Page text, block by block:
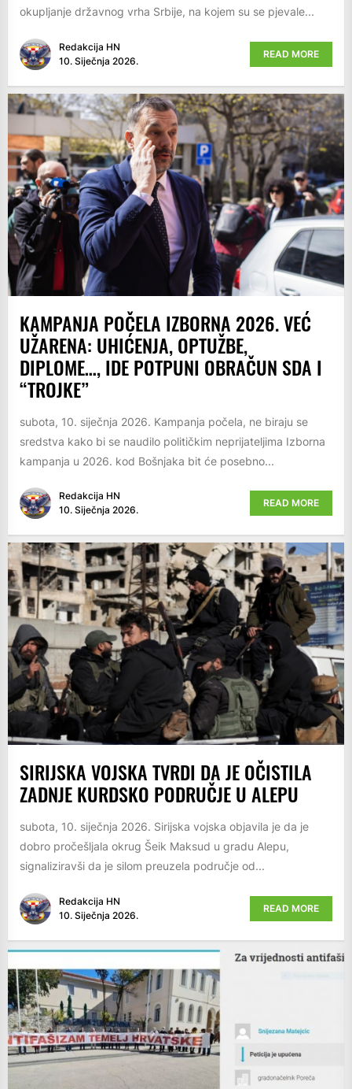
okupljanje državnog vrha Srbije, na kojem su se pjevale...
Redakcija HN
10. Siječnja 2026.
READ MORE
KAMPANJA POČELA IZBORNA 2026. VEĆ
UŽARENA: UHIĆENJA, OPTUŽBE,
DIPLOME…, IDE POTPUNI OBRAČUN SDA I
“TROJKE”
subota, 10. siječnja 2026. Kampanja počela, ne biraju se
sredstva kako bi se naudilo političkim neprijateljima Izborna
kampanja u 2026. kod Bošnjaka bit će posebno...
Redakcija HN
10. Siječnja 2026.
READ MORE
SIRIJSKA VOJSKA TVRDI DA JE OČISTILA
ZADNJE KURDSKO PODRUČJE U ALEPU
subota, 10. siječnja 2026. Sirijska vojska objavila je da je
dobro pročešljala okrug Šeik Maksud u gradu Alepu,
signaliziravši da je silom preuzela područje od...
Redakcija HN
10. Siječnja 2026.
READ MORE